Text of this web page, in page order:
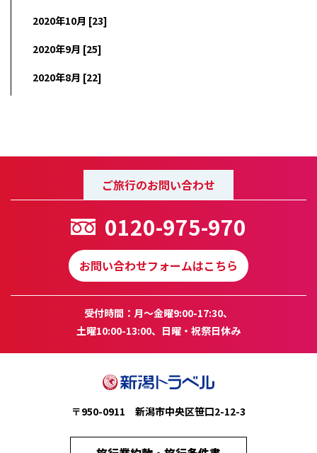
2020年10月 [23]
2020年9月 [25]
2020年8月 [22]
ご旅行のお問い合わせ
0120-975-970
お問い合わせフォームはこちら
受付時間：月～金曜9:00-17:30、
土曜10:00-13:00、日曜・祝祭日休み
〒950-0911 新潟市中央区笹口2-12-3